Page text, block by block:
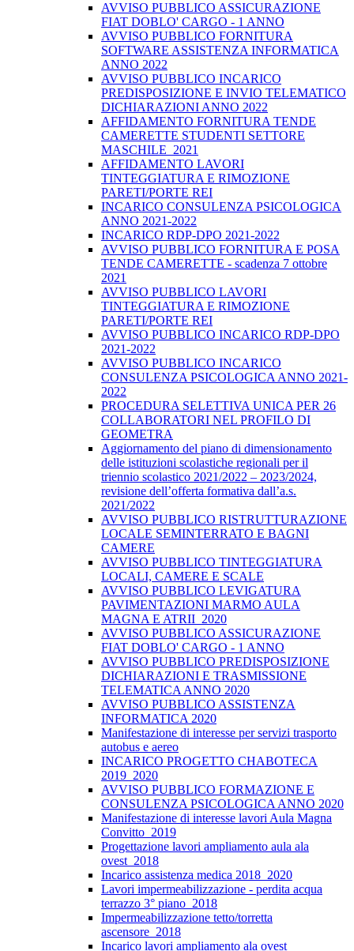
AVVISO PUBBLICO ASSICURAZIONE
FIAT DOBLO' CARGO - 1 ANNO
AVVISO PUBBLICO FORNITURA
SOFTWARE ASSISTENZA INFORMATICA
ANNO 2022
AVVISO PUBBLICO INCARICO
PREDISPOSIZIONE E INVIO TELEMATICO
DICHIARAZIONI ANNO 2022
AFFIDAMENTO FORNITURA TENDE
CAMERETTE STUDENTI SETTORE
MASCHILE_2021
AFFIDAMENTO LAVORI
TINTEGGIATURA E RIMOZIONE
PARETI/PORTE REI
INCARICO CONSULENZA PSICOLOGICA
ANNO 2021-2022
INCARICO RDP-DPO 2021-2022
AVVISO PUBBLICO FORNITURA E POSA
TENDE CAMERETTE - scadenza 7 ottobre
2021
AVVISO PUBBLICO LAVORI
TINTEGGIATURA E RIMOZIONE
PARETI/PORTE REI
AVVISO PUBBLICO INCARICO RDP-DPO
2021-2022
AVVISO PUBBLICO INCARICO
CONSULENZA PSICOLOGICA ANNO 2021-
2022
PROCEDURA SELETTIVA UNICA PER 26
COLLABORATORI NEL PROFILO DI
GEOMETRA
Aggiornamento del piano di dimensionamento
delle istituzioni scolastiche regionali per il
triennio scolastico 2021/2022 – 2023/2024,
revisione dell’offerta formativa dall’a.s.
2021/2022
AVVISO PUBBLICO RISTRUTTURAZIONE
LOCALE SEMINTERRATO E BAGNI
CAMERE
AVVISO PUBBLICO TINTEGGIATURA
LOCALI, CAMERE E SCALE
AVVISO PUBBLICO LEVIGATURA
PAVIMENTAZIONI MARMO AULA
MAGNA E ATRII_2020
AVVISO PUBBLICO ASSICURAZIONE
FIAT DOBLO' CARGO - 1 ANNO
AVVISO PUBBLICO PREDISPOSIZIONE
DICHIARAZIONI E TRASMISSIONE
TELEMATICA ANNO 2020
AVVISO PUBBLICO ASSISTENZA
INFORMATICA 2020
Manifestazione di interesse per servizi trasporto
autobus e aereo
INCARICO PROGETTO CHABOTECA
2019_2020
AVVISO PUBBLICO FORMAZIONE E
CONSULENZA PSICOLOGICA ANNO 2020
Manifestazione di interesse lavori Aula Magna
Convitto_2019
Progettazione lavori ampliamento aula ala
ovest_2018
Incarico assistenza medica 2018_2020
Lavori impermeabilizzazione - perdita acqua
terrazzo 3° piano_2018
Impermeabilizzazione tetto/torretta
ascensore_2018
Incarico lavori ampliamento ala ovest